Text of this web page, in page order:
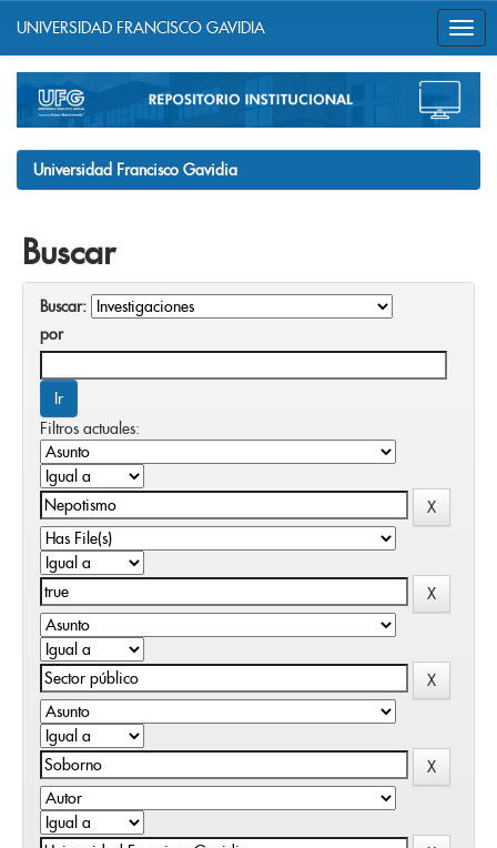
navigation
UNIVERSIDAD FRANCISCO GAVIDIA
Universidad Francisco Gavidia
Buscar
Buscar:
por
Filtros actuales: